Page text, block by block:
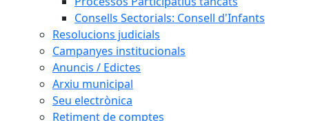
Consells Sectorials: Consell d'Infants
Resolucions judicials
Campanyes institucionals
Anuncis / Edictes
Arxiu municipal
Seu electrònica
Retiment de comptes